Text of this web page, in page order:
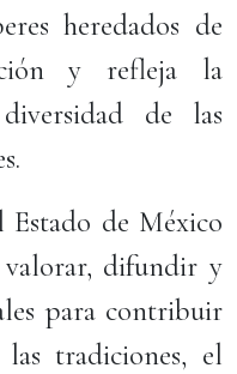
heredados de
y refleja la
de las
de México
difundir y
para contribuir
tradiciones, el